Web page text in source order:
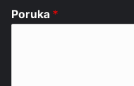
Poruka *